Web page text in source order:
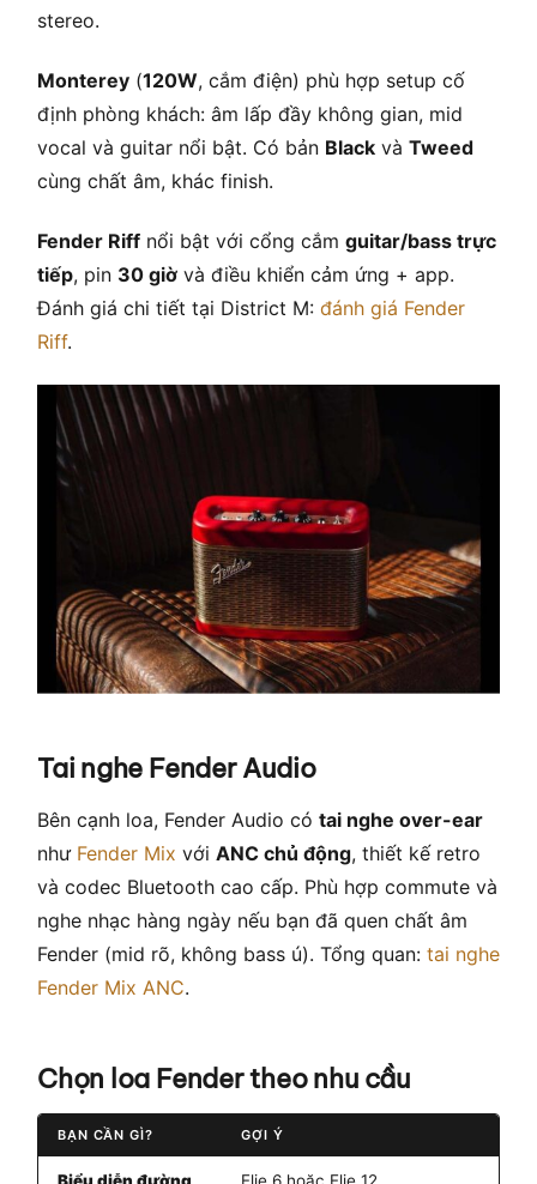
stereo.
Monterey (120W, cắm điện) phù hợp setup cố
định phòng khách: âm lấp đầy không gian, mid
vocal và guitar nổi bật. Có bản Black và Tweed
cùng chất âm, khác finish.
Fender Riff nổi bật với cổng cắm guitar/bass trực
tiếp, pin 30 giờ và điều khiển cảm ứng + app.
Đánh giá chi tiết tại District M: đánh giá Fender
Riff.
Tai nghe Fender Audio
Bên cạnh loa, Fender Audio có tai nghe over-ear
như Fender Mix với ANC chủ động, thiết kế retro
và codec Bluetooth cao cấp. Phù hợp commute và
nghe nhạc hàng ngày nếu bạn đã quen chất âm
Fender (mid rõ, không bass ú). Tổng quan: tai nghe
Fender Mix ANC.
Chọn loa Fender theo nhu cầu
BẠN CẦN GÌ? GỢI Ý